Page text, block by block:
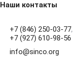
Наши контакты
+7 (846) 250-03-77,
+7 (927) 610-98-56
info@sinco.org